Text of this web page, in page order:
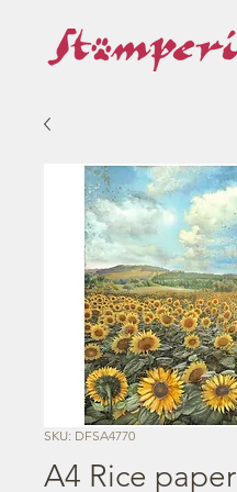
SKU: DFSA4770
A4 Rice paper